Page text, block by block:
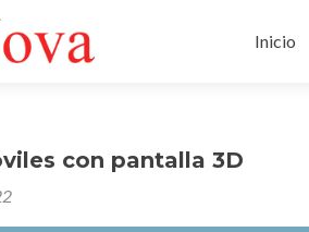
al
Inicio
con pantalla 3D